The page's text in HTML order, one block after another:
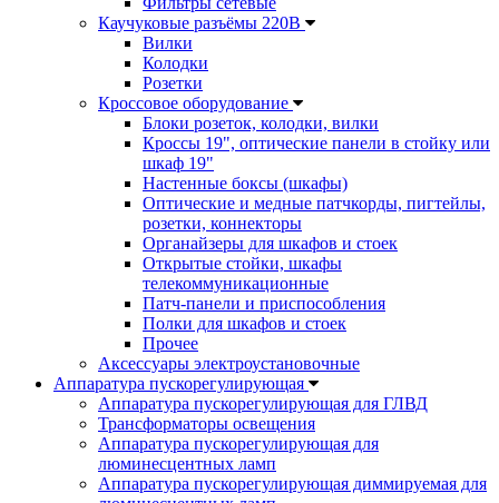
Каучуковые разъёмы 220В
Вилки
Колодки
Розетки
Кроссовое оборудование
Блоки розеток, колодки, вилки
Кроссы 19", оптические панели в стойку или
шкаф 19"
Настенные боксы (шкафы)
Оптические и медные патчкорды, пигтейлы,
розетки, коннекторы
Органайзеры для шкафов и стоек
Открытые стойки, шкафы
телекоммуникационные
Патч-панели и приспособления
Полки для шкафов и стоек
Прочее
Аксессуары электроустановочные
Аппаратура пускорегулирующая
Аппаратура пускорегулирующая для ГЛВД
Трансформаторы освещения
Аппаратура пускорегулирующая для
люминесцентных ламп
Аппаратура пускорегулирующая диммируемая для